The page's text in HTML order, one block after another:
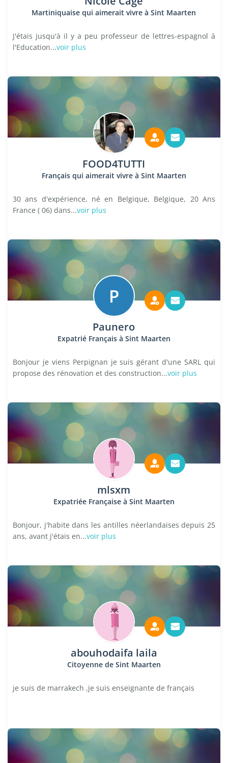
Martiniquaise qui aimerait vivre à Sint Maarten
J'étais jusqu'à il y a peu professeur de lettres-espagnol à
l'Education...voir plus
FOOD4TUTTI
Français qui aimerait vivre à Sint Maarten
30 ans d'expérience, né en Belgique, Belgique, 20 Ans
France ( 06) dans...voir plus
P
Paunero
Expatrié Français à Sint Maarten
Bonjour je viens Perpignan je suis gérant d'une SARL qui
propose des rénovation et des construction...voir plus
mlsxm
Expatriée Française à Sint Maarten
Bonjour, j'habite dans les antilles néerlandaises depuis 25
ans, avant j'étais en...voir plus
abouhodaifa laila
Citoyenne de Sint Maarten
je suis de marrakech ,je suis enseignante de français